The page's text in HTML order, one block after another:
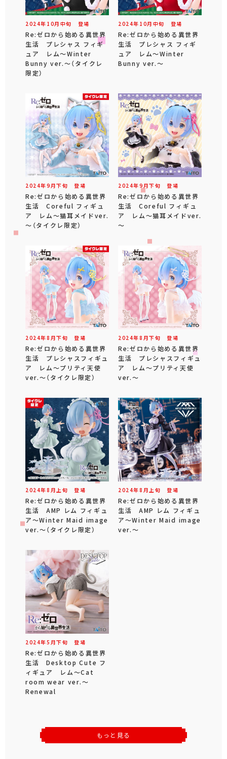
2024年 10月 中旬 登場
Re:ゼロから始める異世界
生活 プレシャス フィギ
ュア レム～Winter
Bunny ver.～（タイクレ
限定）
2024年 10月 中旬 登場
Re:ゼロから始める異世界
生活 プレシャス フィギ
ュア レム～Winter
Bunny ver.～
2024年9 月下旬 登場
Re:ゼロから始める異世界
生活 Coreful フィギュ
ア レム～猫耳メイドver.
～（タイクレ限定）
2024年9 月下旬 登場
Re:ゼロから始める異世界
生活 Coreful フィギュ
ア レム～猫耳メイドver.
～
2024年8 月下旬 登場
Re:ゼロから始める異世界
生活 プレシャスフィギュ
ア レム～プリティ天使
ver.～（タイクレ限定）
2024年8 月下旬 登場
Re:ゼロから始める異世界
生活 プレシャスフィギュ
ア レム～プリティ天使
ver.～
2024年8 月 上旬 登場
Re:ゼロから始める異世界
生活 AMP レム フィギュ
ア～Winter Maid image
ver.～（タイクレ限定）
2024年8 月 上旬 登場
Re:ゼロから始める異世界
生活 AMP レム フィギュ
ア～Winter Maid image
ver.～
2024年5 月下旬 登場
Re:ゼロから始める異世界
生活 Desktop Cute フ
ィギュア レム～Cat
room wear ver.～
Renewal
もっと見る